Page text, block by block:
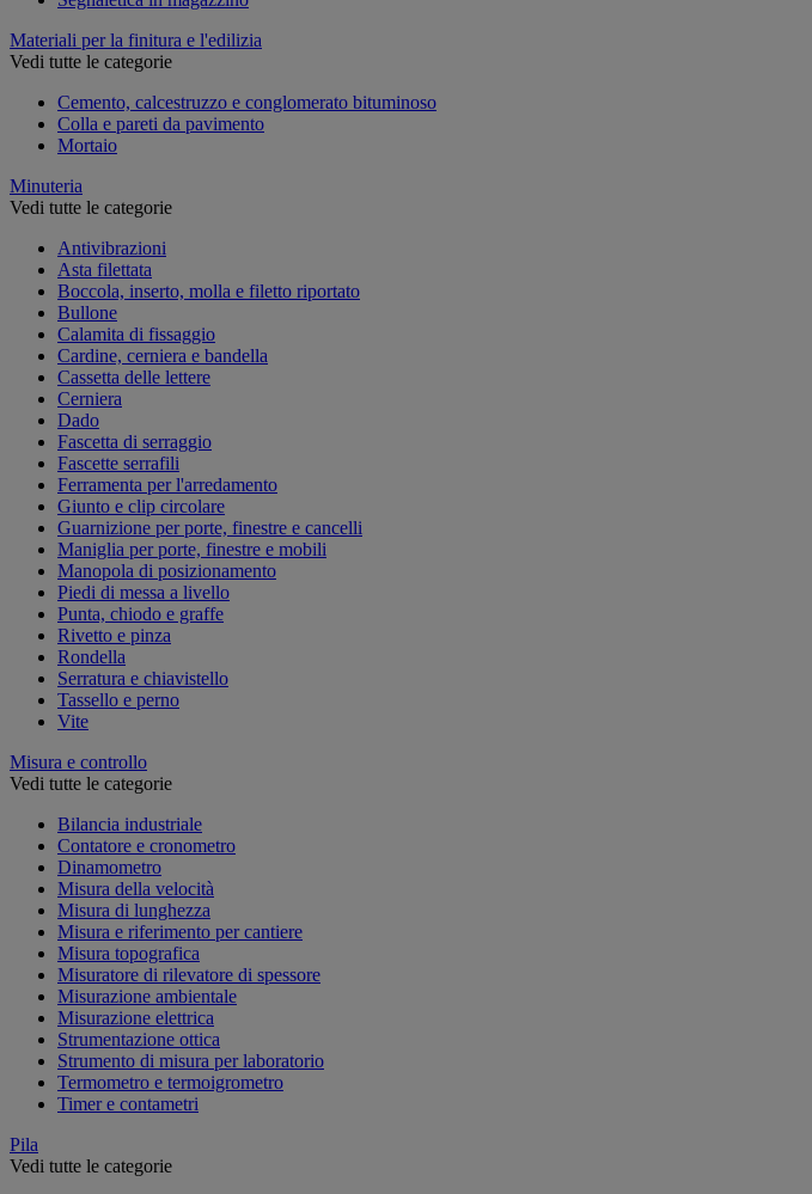
Materiali per la finitura e l'edilizia
Vedi tutte le categorie
Cemento, calcestruzzo e conglomerato bituminoso
Colla e pareti da pavimento
Mortaio
Minuteria
Vedi tutte le categorie
Antivibrazioni
Asta filettata
Boccola, inserto, molla e filetto riportato
Bullone
Calamita di fissaggio
Cardine, cerniera e bandella
Cassetta delle lettere
Cerniera
Dado
Fascetta di serraggio
Fascette serrafili
Ferramenta per l'arredamento
Giunto e clip circolare
Guarnizione per porte, finestre e cancelli
Maniglia per porte, finestre e mobili
Manopola di posizionamento
Piedi di messa a livello
Punta, chiodo e graffe
Rivetto e pinza
Rondella
Serratura e chiavistello
Tassello e perno
Vite
Misura e controllo
Vedi tutte le categorie
Bilancia industriale
Contatore e cronometro
Dinamometro
Misura della velocità
Misura di lunghezza
Misura e riferimento per cantiere
Misura topografica
Misuratore di rilevatore di spessore
Misurazione ambientale
Misurazione elettrica
Strumentazione ottica
Strumento di misura per laboratorio
Termometro e termoigrometro
Timer e contametri
Pila
Vedi tutte le categorie